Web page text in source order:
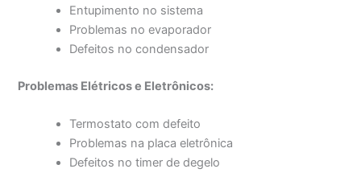
Entupimento no sistema
Problemas no evaporador
Defeitos no condensador
Problemas Elétricos e Eletrônicos:
Termostato com defeito
Problemas na placa eletrônica
Defeitos no timer de degelo